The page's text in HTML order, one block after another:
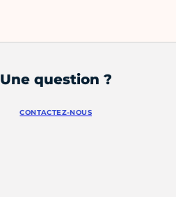
Une question ?
CONTACTEZ-NOUS